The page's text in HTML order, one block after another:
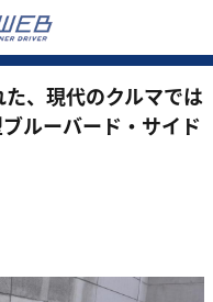
、現代のクルマでは
ルーバード・サイド